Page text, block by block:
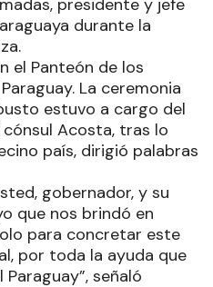
durante la
el Panteón de los
La ceremonia
estuvo a cargo del
Acosta, tras lo
país, dirigió palabras
gobernador, y su
que nos brindó en
para concretar este
por toda la ayuda que
señaló